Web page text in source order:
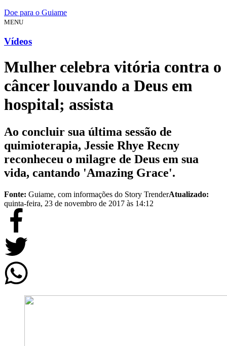
Doe para o Guiame
MENU
Vídeos
Mulher celebra vitória contra o
câncer louvando a Deus em
hospital; assista
Ao concluir sua última sessão de
quimioterapia, Jessie Rhye Recny
reconheceu o milagre de Deus em sua
vida, cantando 'Amazing Grace'.
Fonte: Guiame, com informações do Story TrenderAtualizado:
quinta-feira, 23 de novembro de 2017 às 14:12